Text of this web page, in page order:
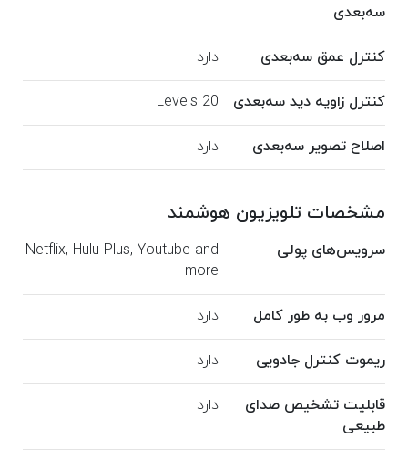
سه‌بعدی
کنترل عمق سه‌بعدی دارد
کنترل زاویه دید سه‌بعدی 20 Levels
اصلاح تصویر سه‌بعدی دارد
مشخصات تلویزیون هوشمند
سرویس‌های پولی
Netflix, Hulu Plus, Youtube and
more
مرور وب به طور کامل دارد
ریموت کنترل جادویی دارد
قابلیت تشخیص صدای
طبیعی
دارد